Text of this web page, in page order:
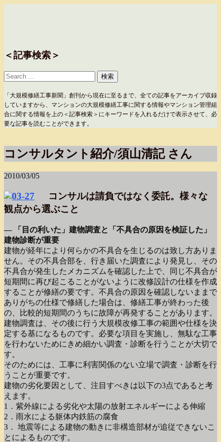
＜記事検索＞
「大規模修繕工事新聞」創刊から現在に至るまで、全ての記事をアーカイブ収録
していますから、マンションの大規模修繕工事に関する情報やマンション管理組
合に関する情報を上の＜記事検索＞にキーワードを入れるだけで表示させて、必
要な記事を読むことができます。
コンサルタント紹介/須山清記 さん
2010/03/05
コンサルは請負ではなく委託。様々な
観点から選ぶこと
― 「目の利いた」建物調査と「不具合の原因を検証した」
建物診断が重要
建物が経年により何らかの不具合を生じるのは致し方ありま
せん。その不具合部を、行き届いた調査により発見し、その
不具合が発生したメカニズムを確認した上で、同じ不具合が
短期間に再び起こることがないように改修設計の仕様を作成
することが修繕の要です。不具合の原因を確認しないままで
ありがちの仕様で修繕した場合は、修繕工事が終わった後
の、比較的短期間のうちに故障が再発することがあります。
建物調査は、その後に行う大規模改修工事の範囲や仕様を決
定する基になるものです。必要な項目を実施し、無駄な工事
を行わないためにきめ細かい調査・診断を行うことが大切で
す。
そのためには、工事に利害関係のない立場で調査・診断を行
うことが重要です。
建物の劣化要因として、注目すべきは以下の3点であると考
えます。
1．紫外線による劣化や太陽の放射エネルギーによる伸縮
2．雨水による躯体内鉄筋の腐食
3． 地震等による建物の動きに非構造部材が追従できないこ
とによるものです。